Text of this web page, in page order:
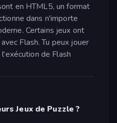
en HTML5, un format
dans n'importe
Certains jeux ont
Flash. Tu peux jouer
de Flash
Jeux de Puzzle ?